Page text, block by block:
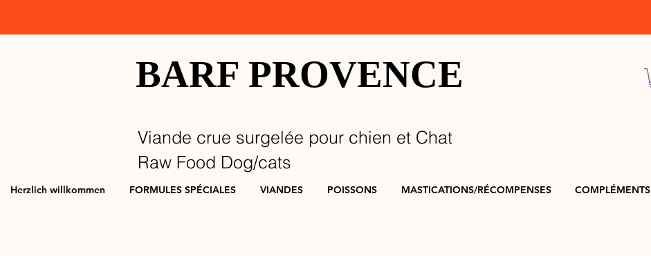
BARF PROVENCE
Viande crue surgelée pour chien et Chat
Raw Food Dog/cats
Herzlich willkommen FORMULES SPÉCIALES VIANDES POISSONS MASTICATIONS/RÉCOMPENSES COMPLÉMENTS